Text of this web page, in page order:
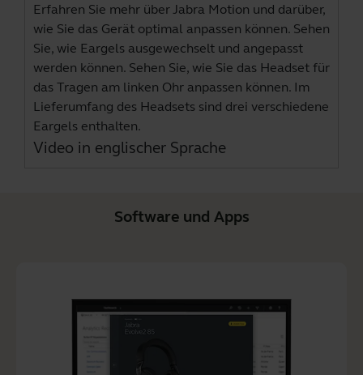
Erfahren Sie mehr über Jabra Motion und darüber,
wie Sie das Gerät optimal anpassen können. Sehen
Sie, wie Eargels ausgewechselt und angepasst
werden können. Sehen Sie, wie Sie das Headset für
das Tragen am linken Ohr anpassen können. Im
Lieferumfang des Headsets sind drei verschiedene
Eargels enthalten.
Video in englischer Sprache
Software und Apps